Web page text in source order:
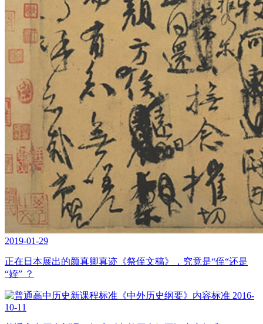
2019-01-29
正在日本展出的颜真卿真迹《祭侄文稿》，究竟是“侄“还是
“姪” ？
2016-
10-11